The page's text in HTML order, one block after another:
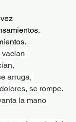
vacían
arruga,
se rompe.
la mano